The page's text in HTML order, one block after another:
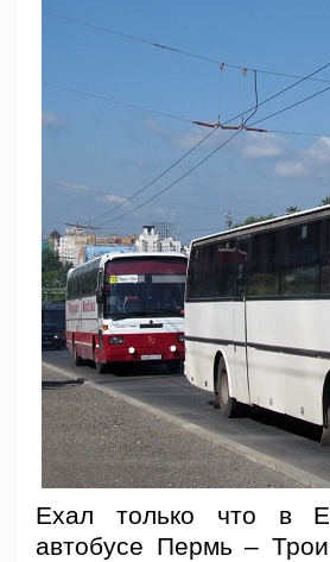
Ехал только что в
автобусе Пермь –